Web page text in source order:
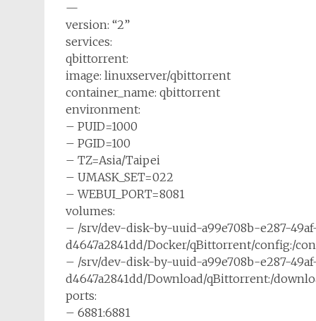
—
version: “2”
services:
qbittorrent:
image: linuxserver/qbittorrent
container_name: qbittorrent
environment:
– PUID=1000
– PGID=100
– TZ=Asia/Taipei
– UMASK_SET=022
– WEBUI_PORT=8081
volumes:
– /srv/dev-disk-by-uuid-a99e708b-e287-
d4647a2841dd/Docker/qBittorrent/config:/
– /srv/dev-disk-by-uuid-a99e708b-e287-
d4647a2841dd/Download/qBittorrent:/
ports:
– 6881:6881